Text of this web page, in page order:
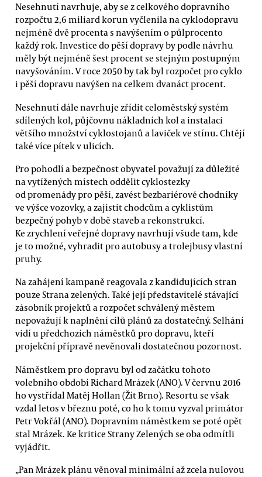
Nesehnutí navrhuje, aby se z celkového dopravního
rozpočtu 2,6 miliard korun vyčlenila na cyklodopravu
nejméně dvě procenta s navýšením o půlprocento
každý rok. Investice do pěší dopravy by podle návrhu
měly být nejméně šest procent se stejným postupným
navyšováním. V roce 2050 by tak byl rozpočet pro cyklo
i pěší dopravu navýšen na celkem dvanáct procent.
Nesehnutí dále navrhuje zřídit celoměstský systém
sdílených kol, půjčovnu nákladních kol a instalaci
většího množství cyklostojanů a laviček ve stínu. Chtějí
také více pítek v ulicích.
Pro pohodlí a bezpečnost obyvatel považují za důležité
na vytížených místech oddělit cyklostezky
od promenády pro pěší, zavést bezbariérové chodníky
ve výšce vozovky, a zajistit chodcům a cyklistům
bezpečný pohyb v době staveb a rekonstrukcí.
Ke zrychlení veřejné dopravy navrhují všude tam, kde
je to možné, vyhradit pro autobusy a trolejbusy vlastní
pruhy.
Na zahájení kampaně reagovala z kandidujících stran
pouze Strana zelených. Také její představitelé stávající
zásobník projektů a rozpočet schválený městem
nepovažují k naplnění cílů plánů za dostatečný. Selhání
vidí u předchozích náměstků pro dopravu, kteří
projekční přípravě nevěnovali dostatečnou pozornost.
Náměstkem pro dopravu byl od začátku tohoto
volebního období Richard Mrázek (ANO). V červnu 2016
ho vystřídal Matěj Hollan (Žít Brno). Resortu se však
vzdal letos v březnu poté, co ho k tomu vyzval primátor
Petr Vokřál (ANO). Dopravním náměstkem se poté opět
stal Mrázek. Ke kritice Strany Zelených se oba odmítli
vyjádřit.
„Pan Mrázek plánu věnoval minimální až zcela nulovou